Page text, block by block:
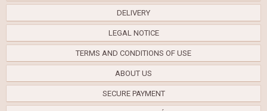
DELIVERY
LEGAL NOTICE
TERMS AND CONDITIONS OF USE
ABOUT US
SECURE PAYMENT